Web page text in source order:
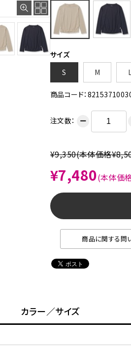
サイズ
S
M
商品コード：
注文数： ー
¥9,350(本体価格
¥7,480(本体価
商品に関する問
カラー／サイズ